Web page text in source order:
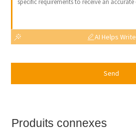
AI Helps Write
Send
Produits connexes